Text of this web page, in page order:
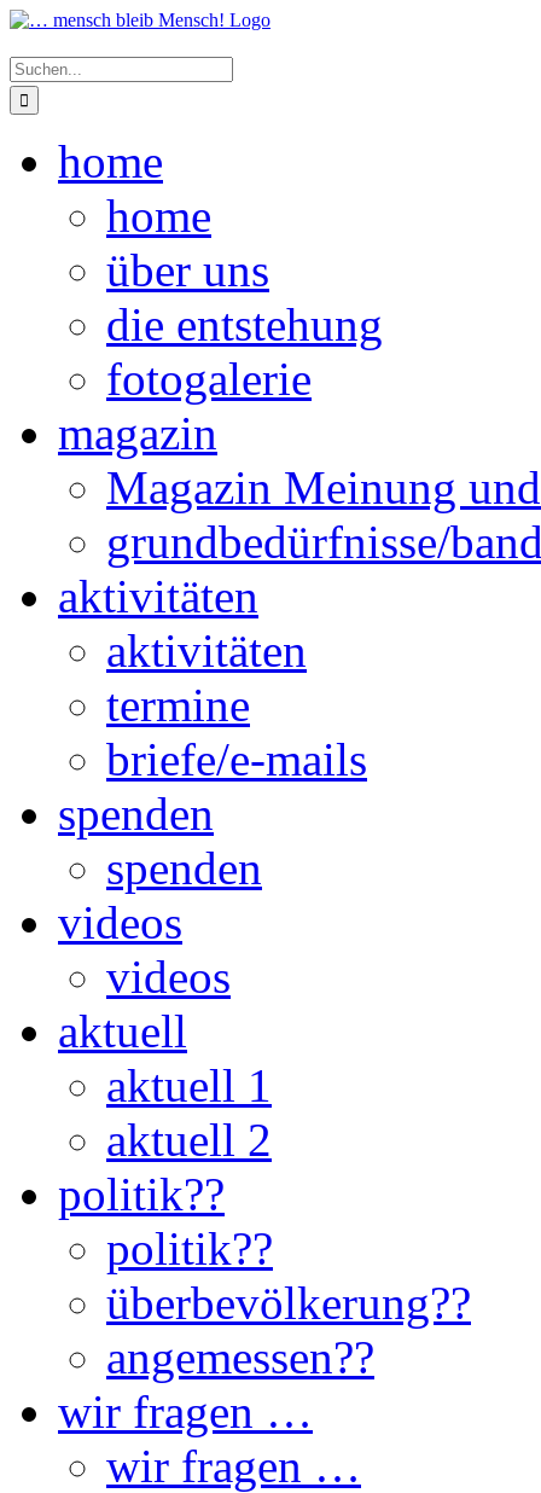
Zum
springen
nach:
home
home
über uns
die entstehung
fotogalerie
magazin
Magazin Meinung
grundbedürfnisse/
aktivitäten
aktivitäten
termine
briefe/e-mails
spenden
spenden
videos
videos
aktuell
aktuell 1
aktuell 2
politik??
politik??
überbevölkerung??
angemessen??
wir fragen …
wir fragen …